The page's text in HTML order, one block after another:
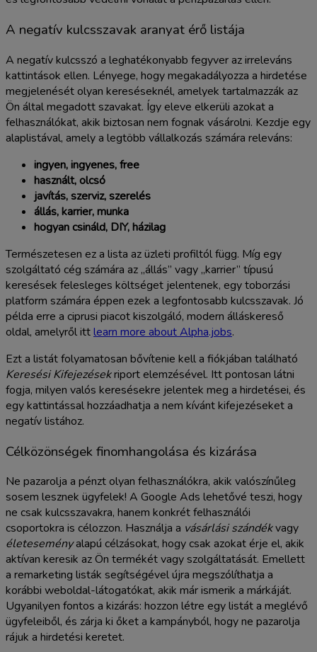
A negatív kulcsszavak aranyat érő listája
A negatív kulcsszó a leghatékonyabb fegyver az irreleváns
kattintások ellen. Lényege, hogy megakadályozza a hirdetése
megjelenését olyan kereséseknél, amelyek tartalmazzák az
Ön által megadott szavakat. Így eleve elkerüli azokat a
felhasználókat, akik biztosan nem fognak vásárolni. Kezdje egy
alaplistával, amely a legtöbb vállalkozás számára releváns:
ingyen, ingyenes, free
használt, olcsó
javítás, szerviz, szerelés
állás, karrier, munka
hogyan csináld, DIY, házilag
Természetesen ez a lista az üzleti profiltól függ. Míg egy
szolgáltató cég számára az „állás” vagy „karrier” típusú
keresések felesleges költséget jelentenek, egy toborzási
platform számára éppen ezek a legfontosabb kulcsszavak. Jó
példa erre a ciprusi piacot kiszolgáló, modern álláskereső
oldal, amelyről ittlearn more about Alpha.jobs.
Ezt a listát folyamatosan bővítenie kell a fiókjában található
Keresési Kifejezésekriport elemzésével. Itt pontosan látni
fogja, milyen valós keresésekre jelentek meg a hirdetései, és
egy kattintással hozzáadhatja a nem kívánt kifejezéseket a
negatív listához.
Célközönségek finomhangolása és kizárása
Ne pazarolja a pénzt olyan felhasználókra, akik valószínűleg
sosem lesznek ügyfelek! A Google Ads lehetővé teszi, hogy
ne csak kulcsszavakra, hanem konkrét felhasználói
csoportokra is célozzon. Használja a vásárlási szándékvagy
életeseményalapú célzásokat, hogy csak azokat érje el, akik
aktívan keresik az Ön termékét vagy szolgáltatását. Emellett
a remarketing listák segítségével újra megszólíthatja a
korábbi weboldal-látogatókat, akik már ismerik a márkáját.
Ugyanilyen fontos a kizárás: hozzon létre egy listát a meglévő
ügyfeleiből, és zárja ki őket a kampányból, hogy ne pazarolja
rájuk a hirdetési keretet.